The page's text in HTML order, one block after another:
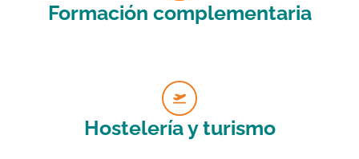
Formación complementaria
Hostelería y turismo